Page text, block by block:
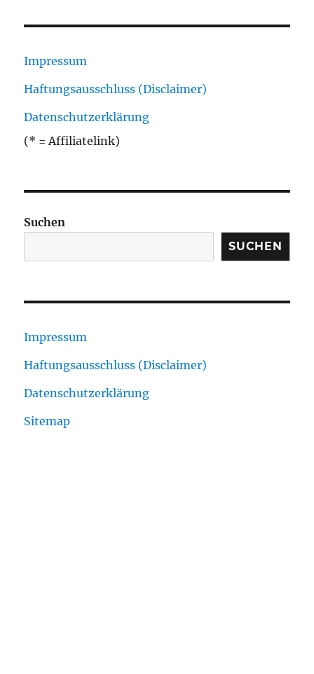
Impressum
Haftungsausschluss (Disclaimer)
Datenschutzerklärung
(* = Affiliatelink)
Suchen
SUCHEN
Impressum
Haftungsausschluss (Disclaimer)
Datenschutzerklärung
Sitemap